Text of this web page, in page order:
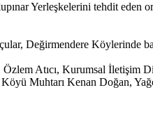
Yerleşkelerini tehdit eden
Değirmendere Köylerinde
Atıcı, Kurumsal İletişim
Muhtarı Kenan Doğan,